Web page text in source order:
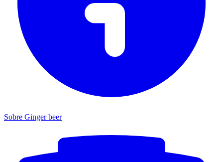
Sobre Ginger beer